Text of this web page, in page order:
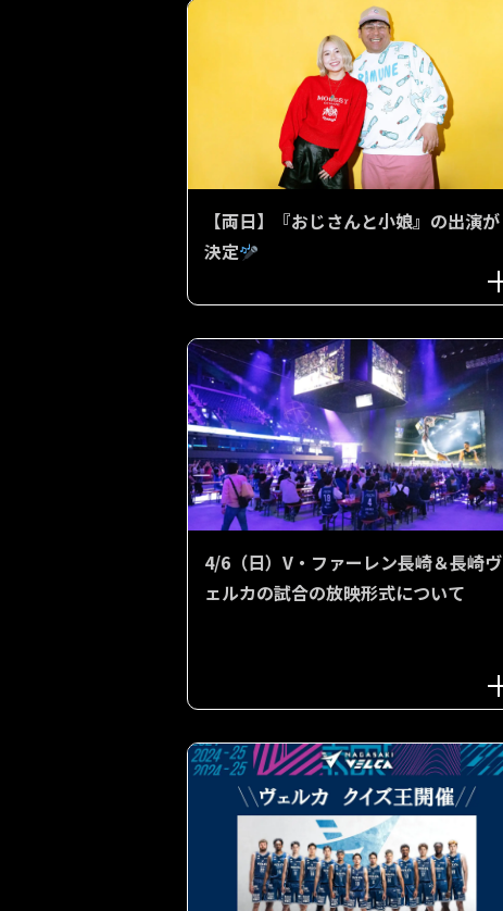
【両日】『おじさんと小娘』の出演が
決定
4/6（日）V・ファーレン長崎＆長崎ヴ
ェルカの試合の放映形式について